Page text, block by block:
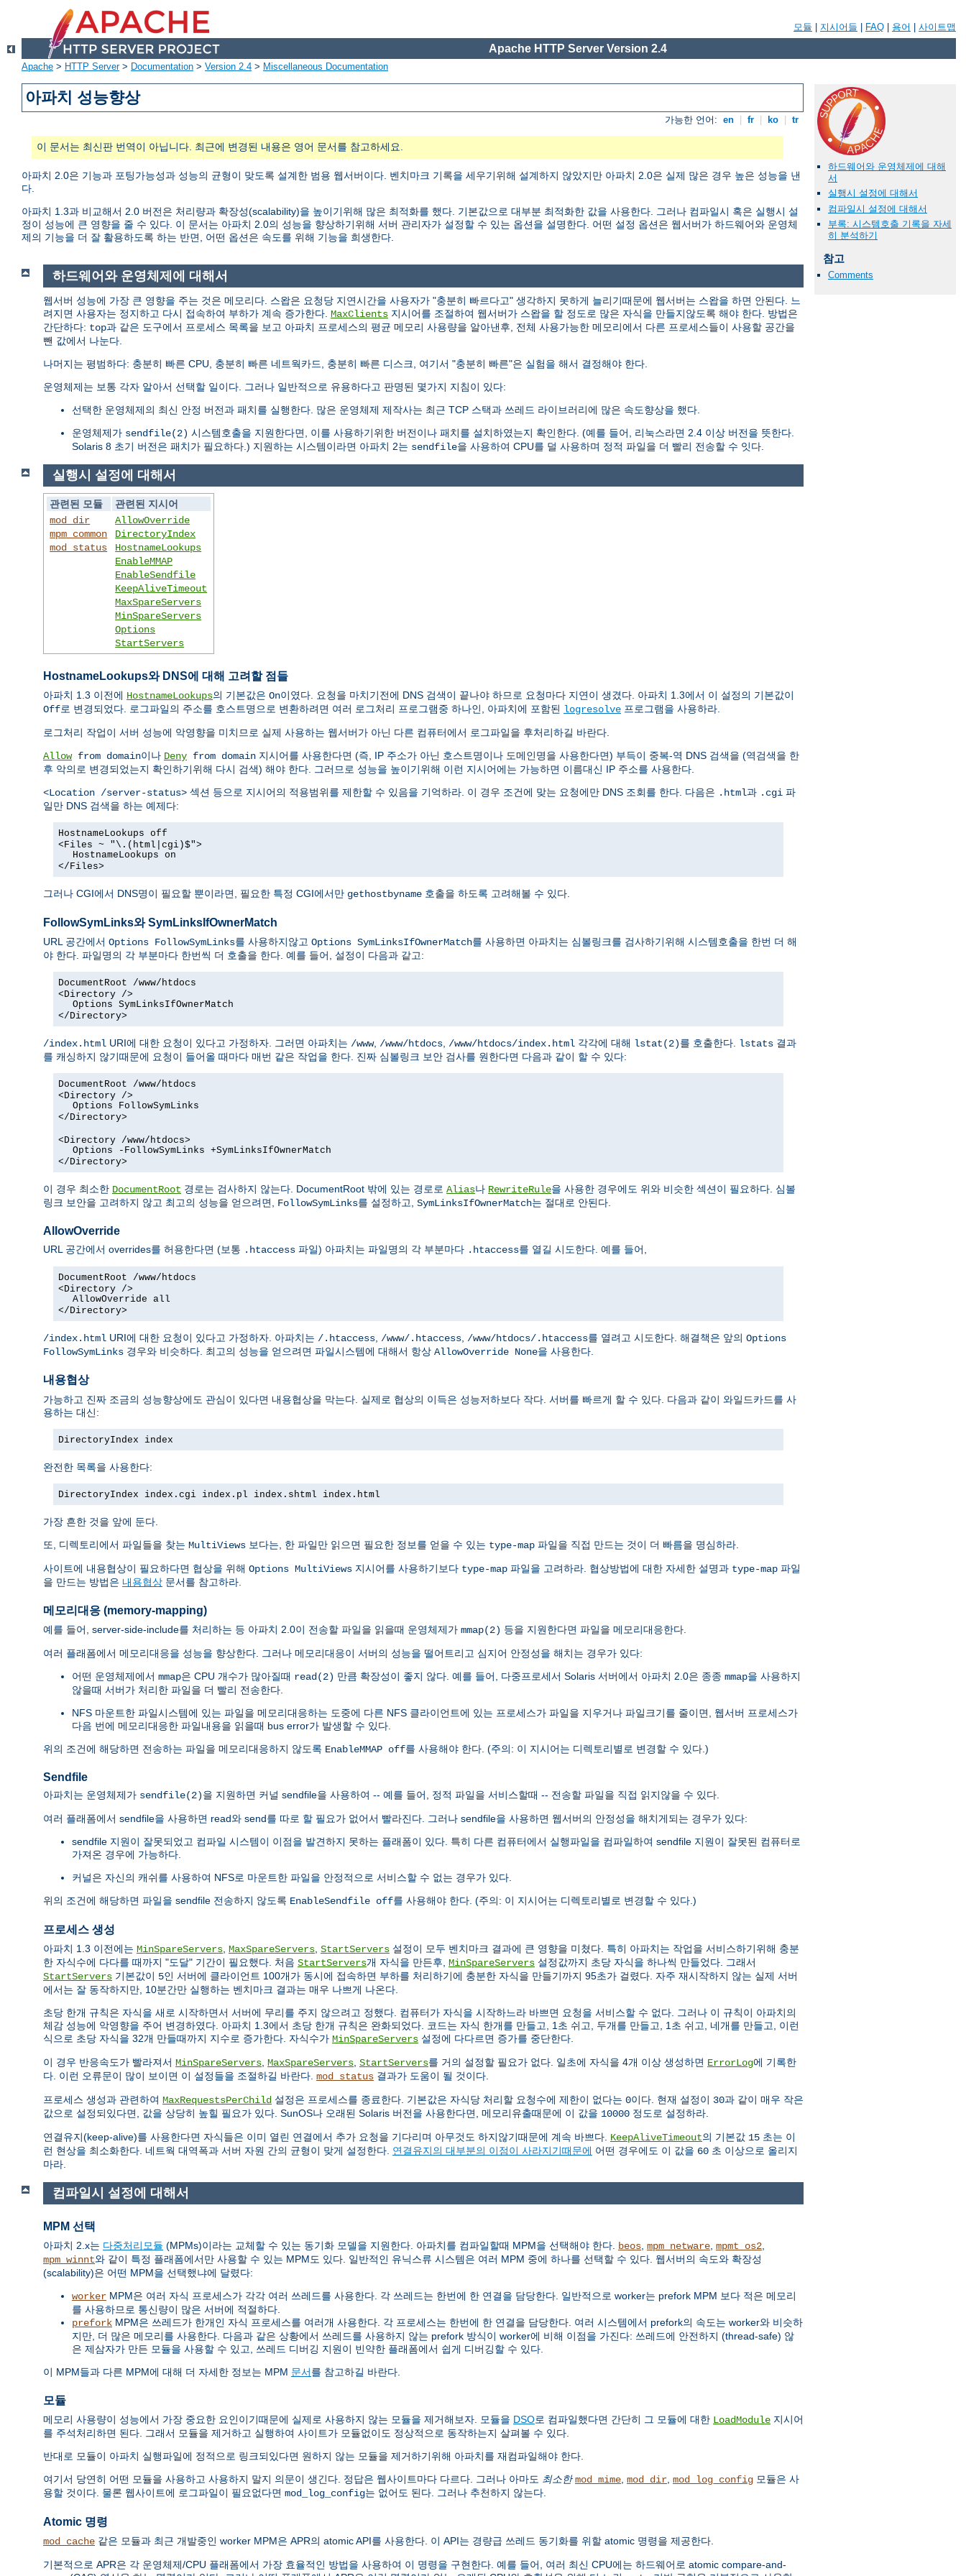
모듈 지시어들 FAQ 용어 사이트맵
Apache HTTP Server Version 2.4
Apache > HTTP Server> Documentation > Version 2.4 > Miscellaneous Documentation
아파치 성능향상
가능한 언어: en fr ko tr
이 문서는 최신판 번역이 아닙니다. 최근에 변경된 내용은 영어 문서를 참고하세요.
아파치 2.0은 기능과 포팅가능성과 성능의 균형이 맞도록 설계한 범용 웹서버이다. 벤치마크 기록을 세우기위해 설계하지 않았지만 아파치 2.0은 실제 많은 경우 높은 성능을 낸
다.
아파치 1.3과 비교해서 2.0 버전은 처리량과 확장성(scalability)을 높이기위해 많은 최적화를 했다. 기본값으로 대부분 최적화한 값을 사용한다. 그러나 컴파일시 혹은 실행시 설
정이 성능에 큰 영향을 줄 수 있다. 이 문서는 아파치 2.0의 성능을 향상하기위해 서버 관리자가 설정할 수 있는 옵션을 설명한다. 어떤 설정 옵션은 웹서버가 하드웨어와 운영체
제의 기능을 더 잘 활용하도록 하는 반면, 어떤 옵션은 속도를 위해 기능을 희생한다.
하드웨어와 운영체제에 대해
서
실행시 설정에 대해서
컴파일시 설정에 대해서
부록: 시스템호출 기록을 자세
히 분석하기
참고
Comments
하드웨어와 운영체제에 대해서
웹서버 성능에 가장 큰 영향을 주는 것은 메모리다. 스왑은 요청당 지연시간을 사용자가 "충분히 빠르다고" 생각하지 못하게 늘리기때문에 웹서버는 스왑을 하면 안된다. 느
려지면 사용자는 정지하고 다시 접속하여 부하가 계속 증가한다. MaxClients 지시어를 조절하여 웹서버가 스왑을 할 정도로 많은 자식을 만들지않도록 해야 한다. 방법은
간단하다: top과 같은 도구에서 프로세스 목록을 보고 아파치 프로세스의 평균 메모리 사용량을 알아낸후, 전체 사용가능한 메모리에서 다른 프로세스들이 사용할 공간을
뺀 값에서 나눈다.
나머지는 평범하다: 충분히 빠른 CPU, 충분히 빠른 네트웍카드, 충분히 빠른 디스크, 여기서 "충분히 빠른"은 실험을 해서 결정해야 한다.
운영체제는 보통 각자 알아서 선택할 일이다. 그러나 일반적으로 유용하다고 판명된 몇가지 지침이 있다:
선택한 운영체제의 최신 안정 버전과 패치를 실행한다. 많은 운영체제 제작사는 최근 TCP 스택과 쓰레드 라이브러리에 많은 속도향상을 했다.
운영체제가 sendfile(2) 시스템호출을 지원한다면, 이를 사용하기위한 버전이나 패치를 설치하였는지 확인한다. (예를 들어, 리눅스라면 2.4 이상 버전을 뜻한다.
Solaris 8 초기 버전은 패치가 필요하다.) 지원하는 시스템이라면 아파치 2는 sendfile을 사용하여 CPU를 덜 사용하며 정적 파일을 더 빨리 전송할 수 잇다.
실행시 설정에 대해서
관련된 모듈
관련된 지시어
mod_dir
mpm_common
mod_status
AllowOverride
DirectoryIndex
HostnameLookups
EnableMMAP
EnableSendfile
KeepAliveTimeout
MaxSpareServers
MinSpareServers
Options
StartServers
HostnameLookups와 DNS에 대해 고려할 점들
아파치 1.3 이전에 HostnameLookups의 기본값은 On이였다. 요청을 마치기전에 DNS 검색이 끝나야 하므로 요청마다 지연이 생겼다. 아파치 1.3에서 이 설정의 기본값이
Off로 변경되었다. 로그파일의 주소를 호스트명으로 변환하려면 여러 로그처리 프로그램중 하나인, 아파치에 포함된 logresolve 프로그램을 사용하라.
로그처리 작업이 서버 성능에 악영향을 미치므로 실제 사용하는 웹서버가 아닌 다른 컴퓨터에서 로그파일을 후처리하길 바란다.
Allowfrom domain이나 Deny from domain 지시어를 사용한다면 (즉, IP 주소가 아닌 호스트명이나 도메인명을 사용한다면) 부득이 중복-역 DNS 검색을 (역검색을 한
후 악의로 변경되었는지 확인하기위해 다시 검색) 해야 한다. 그러므로 성능을 높이기위해 이런 지시어에는 가능하면 이름대신 IP 주소를 사용한다.
<Location /server-status> 섹션 등으로 지시어의 적용범위를 제한할 수 있음을 기억하라. 이 경우 조건에 맞는 요청에만 DNS 조회를 한다. 다음은 .html과 .cgi 파
일만 DNS 검색을 하는 예제다:
HostnameLookups off
<Files ~ "\.(html|cgi)$">
HostnameLookups on
</Files>
그러나 CGI에서 DNS명이 필요할 뿐이라면, 필요한 특정 CGI에서만 gethostbyname 호출을 하도록 고려해볼 수 있다.
FollowSymLinks와 SymLinksIfOwnerMatch
URL 공간에서 Options FollowSymLinks를 사용하지않고 Options SymLinksIfOwnerMatch를 사용하면 아파치는 심볼링크를 검사하기위해 시스템호출을 한번 더 해
야 한다. 파일명의 각 부분마다 한번씩 더 호출을 한다. 예를 들어, 설정이 다음과 같고:
DocumentRoot /www/htdocs
<Directory />
Options SymLinksIfOwnerMatch
</Directory>
/index.html URI에 대한 요청이 있다고 가정하자. 그러면 아파치는 /www, /www/htdocs, /www/htdocs/index.html 각각에 대해 lstat(2)를 호출한다. lstats 결과
를 캐싱하지 않기때문에 요청이 들어올 때마다 매번 같은 작업을 한다. 진짜 심볼링크 보안 검사를 원한다면 다음과 같이 할 수 있다:
DocumentRoot /www/htdocs
<Directory />
Options FollowSymLinks
</Directory>
<Directory /www/htdocs>
Options -FollowSymLinks +SymLinksIfOwnerMatch
</Directory>
이 경우 최소한 DocumentRoot 경로는 검사하지 않는다. DocumentRoot 밖에 있는 경로로 Alias나 RewriteRule을 사용한 경우에도 위와 비슷한 섹션이 필요하다. 심볼
링크 보안을 고려하지 않고 최고의 성능을 얻으려면, FollowSymLinks를 설정하고, SymLinksIfOwnerMatch는 절대로 안된다.
AllowOverride
URL 공간에서 overrides를 허용한다면 (보통 .htaccess 파일) 아파치는 파일명의 각 부분마다 .htaccess를 열길 시도한다. 예를 들어,
DocumentRoot /www/htdocs
<Directory />
AllowOverride all
</Directory>
/index.html URI에 대한 요청이 있다고 가정하자. 아파치는 /.htaccess /www/.htaccess /www/htdocs/.htaccess를 열려고 시도한다. 해결책은 앞의 Options
FollowSymLinks 경우와 비슷하다. 최고의 성능을 얻으려면 파일시스템에 대해서 항상 AllowOverride None을 사용한다.
내용협상
가능하고 진짜 조금의 성능향상에도 관심이 있다면 내용협상을 막는다. 실제로 협상의 이득은 성능저하보다 작다. 서버를 빠르게 할 수 있다. 다음과 같이 와일드카드를 사
용하는 대신:
DirectoryIndex index
완전한 목록을 사용한다:
DirectoryIndex index.cgi index.pl index.shtml index.html
가장 흔한 것을 앞에 둔다.
또, 디렉토리에서 파일들을 찾는 MultiViews 보다는, 한 파일만 읽으면 필요한 정보를 얻을 수 있는 type-map 파일을 직접 만드는 것이 더 빠름을 명심하라.
사이트에 내용협상이 필요하다면 협상을 위해 Options MultiViews 지시어를 사용하기보다 type-map 파일을 고려하라. 협상방법에 대한 자세한 설명과 type-map 파일
을 만드는 방법은 내용협상 문서를 참고하라.
메모리대응 (memory-mapping)
예를 들어, server-side-include를 처리하는 등 아파치 2.0이 전송할 파일을 읽을때 운영체제가 mmap(2) 등을 지원한다면 파일을 메모리대응한다.
여러 플래폼에서 메모리대응을 성능을 향상한다. 그러나 메모리대응이 서버의 성능을 떨어트리고 심지어 안정성을 해치는 경우가 있다:
어떤 운영체제에서 mmap은 CPU 개수가 많아질때 read(2) 만큼 확장성이 좋지 않다. 예를 들어, 다중프로세서 Solaris 서버에서 아파치 2.0은 종종 mmap을 사용하지
않을때 서버가 처리한 파일을 더 빨리 전송한다.
NFS 마운트한 파일시스템에 있는 파일을 메모리대응하는 도중에 다른 NFS 클라이언트에 있는 프로세스가 파일을 지우거나 파일크기를 줄이면, 웹서버 프로세스가
다음 번에 메모리대응한 파일내용을 읽을때 bus error가 발생할 수 있다.
위의 조건에 해당하면 전송하는 파일을 메모리대응하지 않도록 EnableMMAP off를 사용해야 한다. (주의: 이 지시어는 디렉토리별로 변경할 수 있다.)
Sendfile
아파치는 운영체제가 sendfile(2)을 지원하면 커널 sendfile을 사용하여 -- 예를 들어, 정적 파일을 서비스할때 -- 전송할 파일을 직접 읽지않을 수 있다.
여러 플래폼에서 sendfile을 사용하면 read와 send를 따로 할 필요가 없어서 빨라진다. 그러나 sendfile을 사용하면 웹서버의 안정성을 해치게되는 경우가 있다:
sendfile 지원이 잘못되었고 컴파일 시스템이 이점을 발견하지 못하는 플래폼이 있다. 특히 다른 컴퓨터에서 실행파일을 컴파일하여 sendfile 지원이 잘못된 컴퓨터로
가져온 경우에 가능하다.
커널은 자신의 캐쉬를 사용하여 NFS로 마운트한 파일을 안정적으로 서비스할 수 없는 경우가 있다.
위의 조건에 해당하면 파일을 sendfile 전송하지 않도록 EnableSendfile off를 사용해야 한다. (주의: 이 지시어는 디렉토리별로 변경할 수 있다.)
프로세스 생성
아파치 1.3 이전에는 MinSpareServers, MaxSpareServers, StartServers 설정이 모두 벤치마크 결과에 큰 영향을 미쳤다. 특히 아파치는 작업을 서비스하기위해 충분
한 자식수에 다다를 때까지 "도달" 기간이 필요했다. 처음 StartServers개 자식을 만든후, MinSpareServers 설정값까지 초당 자식을 하나씩 만들었다. 그래서
StartServers 기본값이 5인 서버에 클라이언트 100개가 동시에 접속하면 부하를 처리하기에 충분한 자식을 만들기까지 95초가 걸렸다. 자주 재시작하지 않는 실제 서버
에서는 잘 동작하지만, 10분간만 실행하는 벤치마크 결과는 매우 나쁘게 나온다.
초당 한개 규칙은 자식을 새로 시작하면서 서버에 무리를 주지 않으려고 정했다. 컴퓨터가 자식을 시작하느라 바쁘면 요청을 서비스할 수 없다. 그러나 이 규칙이 아파치의
체감 성능에 악영향을 주어 변경하였다. 아파치 1.3에서 초당 한개 규칙은 완화되었다. 코드는 자식 한개를 만들고, 1초 쉬고, 두개를 만들고, 1초 쉬고, 네개를 만들고, 이런
식으로 초당 자식을 32개 만들때까지 지수로 증가한다. 자식수가 MinSpareServers 설정에 다다르면 증가를 중단한다.
이 경우 반응속도가 빨라져서 MinSpareServers, MaxSpareServers, StartServers를 거의 설정할 필요가 없다. 일초에 자식을 4개 이상 생성하면 ErrorLog에 기록한
다. 이런 오류문이 많이 보이면 이 설정들을 조절하길 바란다. mod_status 결과가 도움이 될 것이다.
프로세스 생성과 관련하여 MaxRequestsPerChild 설정은 프로세스를 종료한다. 기본값은 자식당 처리할 요청수에 제한이 없다는 0이다. 현재 설정이 30과 같이 매우 작은
값으로 설정되있다면, 값을 상당히 높힐 필요가 있다. SunOS나 오래된 Solaris 버전을 사용한다면, 메모리유출때문에 이 값을 10000 정도로 설정하라.
연결유지(keep-alive)를 사용한다면 자식들은 이미 열린 연결에서 추가 요청을 기다리며 아무것도 하지않기때문에 계속 바쁘다. KeepAliveTimeout의 기본값 15 초는 이
런 현상을 최소화한다. 네트웍 대역폭과 서버 자원 간의 균형이 맞게 설정한다. 연결유지의 대부분의 이점이 사라지기때문에 어떤 경우에도 이 값을 60 초 이상으로 올리지
마라.
컴파일시 설정에 대해서
MPM 선택
아파치 2.x는 다중처리모듈 (MPMs)이라는 교체할 수 있는 동기화 모델을 지원한다. 아파치를 컴파일할때 MPM을 선택해야 한다. beos mpm_netware mpmt_os2
mpm_winnt와 같이 특정 플래폼에서만 사용할 수 있는 MPM도 있다. 일반적인 유닉스류 시스템은 여러 MPM 중에 하나를 선택할 수 있다. 웹서버의 속도와 확장성
(scalability)은 어떤 MPM을 선택했냐에 달렸다:
worker MPM은 여러 자식 프로세스가 각각 여러 쓰레드를 사용한다. 각 쓰레드는 한번에 한 연결을 담당한다. 일반적으로 worker는 prefork MPM 보다 적은 메모리
를 사용하므로 통신량이 많은 서버에 적절하다.
prefork MPM은 쓰레드가 한개인 자식 프로세스를 여러개 사용한다. 각 프로세스는 한번에 한 연결을 담당한다. 여러 시스템에서 prefork의 속도는 worker와 비슷하
지만, 더 많은 메모리를 사용한다. 다음과 같은 상황에서 쓰레드를 사용하지 않는 prefork 방식이 worker에 비해 이점을 가진다: 쓰레드에 안전하지 (thread-safe) 않
은 제삼자가 만든 모듈을 사용할 수 있고, 쓰레드 디버깅 지원이 빈약한 플래폼에서 쉽게 디버깅할 수 있다.
이 MPM들과 다른 MPM에 대해 더 자세한 정보는 MPM 문서를 참고하길 바란다.
모듈
메모리 사용량이 성능에서 가장 중요한 요인이기때문에 실제로 사용하지 않는 모듈을 제거해보자. 모듈을 DSO로 컴파일했다면 간단히 그 모듈에 대한 LoadModule 지시어
를 주석처리하면 된다. 그래서 모듈을 제거하고 실행하여 사이트가 모듈없이도 정상적으로 동작하는지 살펴볼 수 있다.
반대로 모듈이 아파치 실행파일에 정적으로 링크되있다면 원하지 않는 모듈을 제거하기위해 아파치를 재컴파일해야 한다.
여기서 당연히 어떤 모듈을 사용하고 사용하지 말지 의문이 생긴다. 정답은 웹사이트마다 다르다. 그러나 아마도 최소한 mod_mime mod_dir mod_log_config 모듈은 사
용할 것이다. 물론 웹사이트에 로그파일이 필요없다면 mod_log_config는 없어도 된다. 그러나 추천하지 않는다.
Atomic 명령
mod_cache 같은 모듈과 최근 개발중인 worker MPM은 APR의 atomic API를 사용한다. 이 API는 경량급 쓰레드 동기화를 위할 atomic 명령을 제공한다.
기본적으로 APR은 각 운영체제/CPU 플래폼에서 가장 효율적인 방법을 사용하여 이 명령을 구현한다. 예를 들어, 여러 최신 CPU에는 하드웨어로 atomic compare-and-